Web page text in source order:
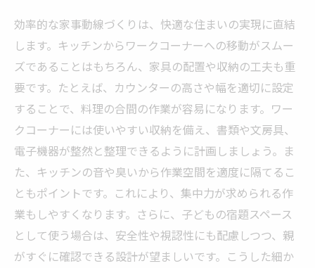
効率的な家事動線づくりは、快適な住まいの実現に直結
します。キッチンからワークコーナーへの移動がスムー
ズであることはもちろん、家具の配置や収納の工夫も重
要です。たとえば、カウンターの高さや幅を適切に設定
することで、料理の合間の作業が容易になります。ワー
クコーナーには使いやすい収納を備え、書類や文房具、
電子機器が整然と整理できるように計画しましょう。ま
た、キッチンの音や臭いから作業空間を適度に隔てるこ
ともポイントです。これにより、集中力が求められる作
業もしやすくなります。さらに、子どもの宿題スペース
として使う場合は、安全性や視認性にも配慮しつつ、親
がすぐに確認できる設計が望ましいです。こうした細か